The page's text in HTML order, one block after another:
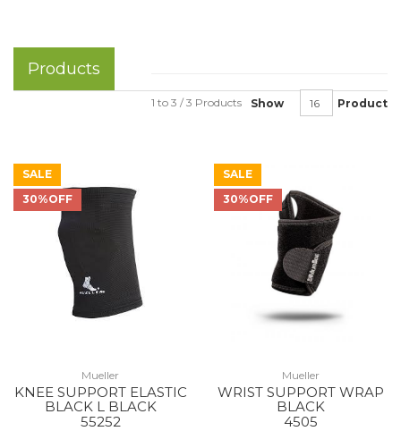
Products
Show Product
1 to 3 / 3 Products
SALE
30%OFF
Mueller
KNEE SUPPORT ELASTIC
BLACK L BLACK
55252
SALE
30%OFF
Mueller
WRIST SUPPORT WRAP
BLACK
4505